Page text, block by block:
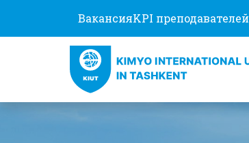
ВакансияKPI преподавателей